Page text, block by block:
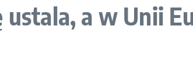
a w Unii